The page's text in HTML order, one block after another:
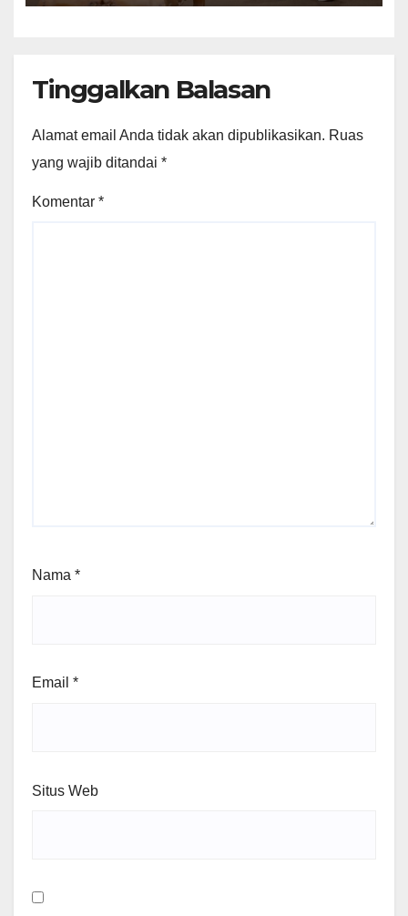
Tinggalkan Balasan
Alamat email Anda tidak akan dipublikasikan. Ruas
yang wajib ditandai *
Komentar *
Nama *
Email *
Situs Web